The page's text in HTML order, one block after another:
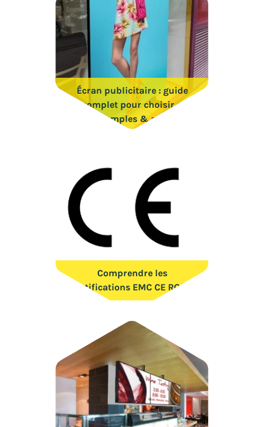
Écran publicitaire : guide
complet pour choisir +
exemples & prix
Comprendre les
certifications EMC CE ROHS